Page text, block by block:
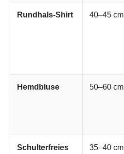
Rundhals-Shirt 40–45 cm
Hemdbluse 50–60 cm
Schulterfreies
35–40 cm